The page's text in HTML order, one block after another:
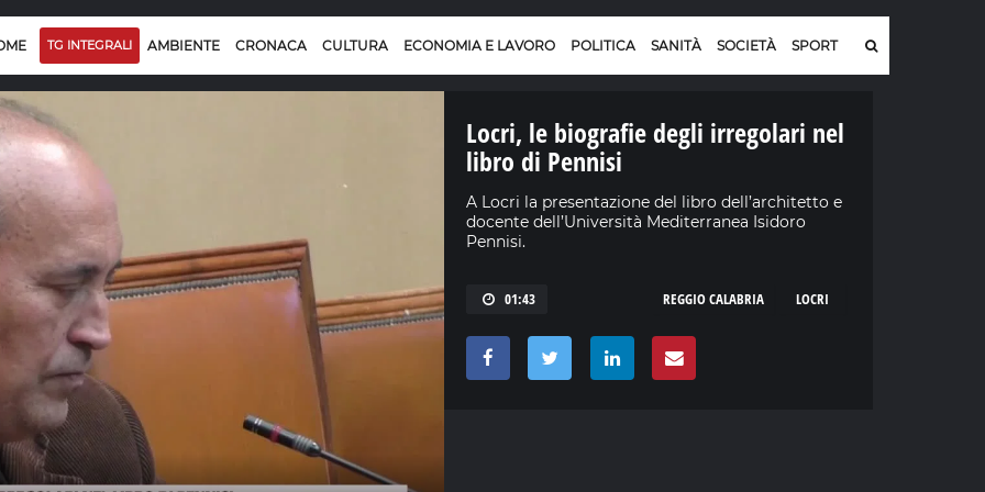
TG INTEGRALI AMBIENTE CRONACA CULTURA ECONOMIA E LAVORO POLITICA SANITÀ SOCIETÀ SPORT
Locri, le biografie degli irregolari nel
libro di Pennisi
A Locri la presentazione del libro dell’architetto e
docente dell’Università Mediterranea Isidoro
Pennisi.
01:43 LOCRI
REGGIO CALABRIA